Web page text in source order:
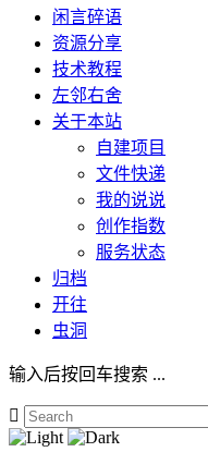
闲言碎语
资源分享
技术教程
左邻右舍
关于本站
自建项目
文件快递
我的说说
创作指数
服务状态
归档
开往
虫洞
输入后按回车搜索 ...
